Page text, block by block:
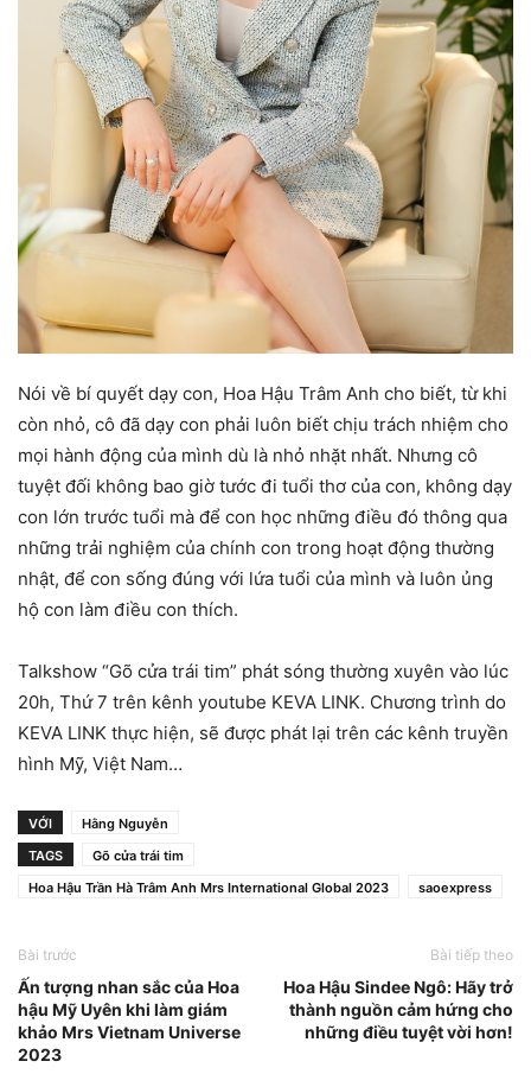
Nói về bí quyết dạy con, Hoa Hậu Trâm Anh cho biết, từ khi
còn nhỏ, cô đã dạy con phải luôn biết chịu trách nhiệm cho
mọi hành động của mình dù là nhỏ nhặt nhất. Nhưng cô
tuyệt đối không bao giờ tước đi tuổi thơ của con, không dạy
con lớn trước tuổi mà để con học những điều đó thông qua
những trải nghiệm của chính con trong hoạt động thường
nhật, để con sống đúng với lứa tuổi của mình và luôn ủng
hộ con làm điều con thích.
Talkshow “Gõ cửa trái tim” phát sóng thường xuyên vào lúc
20h, Thứ 7 trên kênh youtube KEVA LINK. Chương trình do
KEVA LINK thực hiện, sẽ được phát lại trên các kênh truyền
hình Mỹ, Việt Nam…
VỚI
Hằng Nguyễn
TAGS
Gõ cửa trái tim
Hoa Hậu Trần Hà Trâm Anh Mrs International Global 2023
saoexpress
Bài trước
Ấn tượng nhan sắc của Hoa
hậu Mỹ Uyên khi làm giám
khảo Mrs Vietnam Universe
2023
Bài tiếp theo
Hoa Hậu Sindee Ngô: Hãy trở
thành nguồn cảm hứng cho
những điều tuyệt vời hơn!